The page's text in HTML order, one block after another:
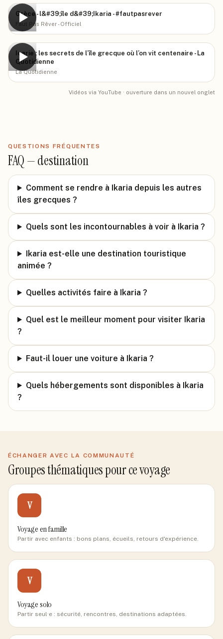
▶
Grèce - l&#39;île d&#39;Ikaria - #fautpasrever
Faut Pas Rêver - Officiel
▶
Icarie : les secrets de l’île grecque où l’on vit centenaire - La
Quotidienne
La Quotidienne
Vidéos via YouTube · ouverture dans un nouvel onglet
QUESTIONS FRÉQUENTES
FAQ —destination
Comment se rendre à Ikaria depuis les autres
îles grecques ?
Quels sont les incontournables à voir à Ikaria ?
Ikaria est-elle une destination touristique
animée ?
Quelles activités faire à Ikaria ?
Quel est le meilleur moment pour visiter Ikaria
?
Faut-il louer une voiture à Ikaria ?
Quels hébergements sont disponibles à Ikaria
?
ÉCHANGER AVEC LA COMMUNAUTÉ
Groupes thématiques pour ce voyage
V
Voyage en famille
Partir avec enfants : bons plans, écueils, retours d'expérience.
V
Voyage solo
Partir seul·e : sécurité, rencontres, destinations adaptées.